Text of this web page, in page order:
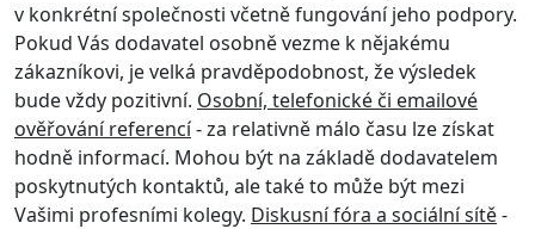
v konkrétní společnosti včetně fungování jeho podpory.
Pokud Vás dodavatel osobně vezme k nějakému
zákazníkovi, je velká pravděpodobnost, že výsledek
bude vždy pozitivní. Osobní, telefonické či emailové
ověřování referencí- za relativně málo času lze získat
hodně informací. Mohou být na základě dodavatelem
poskytnutých kontaktů, ale také to může být mezi
Vašimi profesními kolegy. Diskusní fóra a sociální sítě-